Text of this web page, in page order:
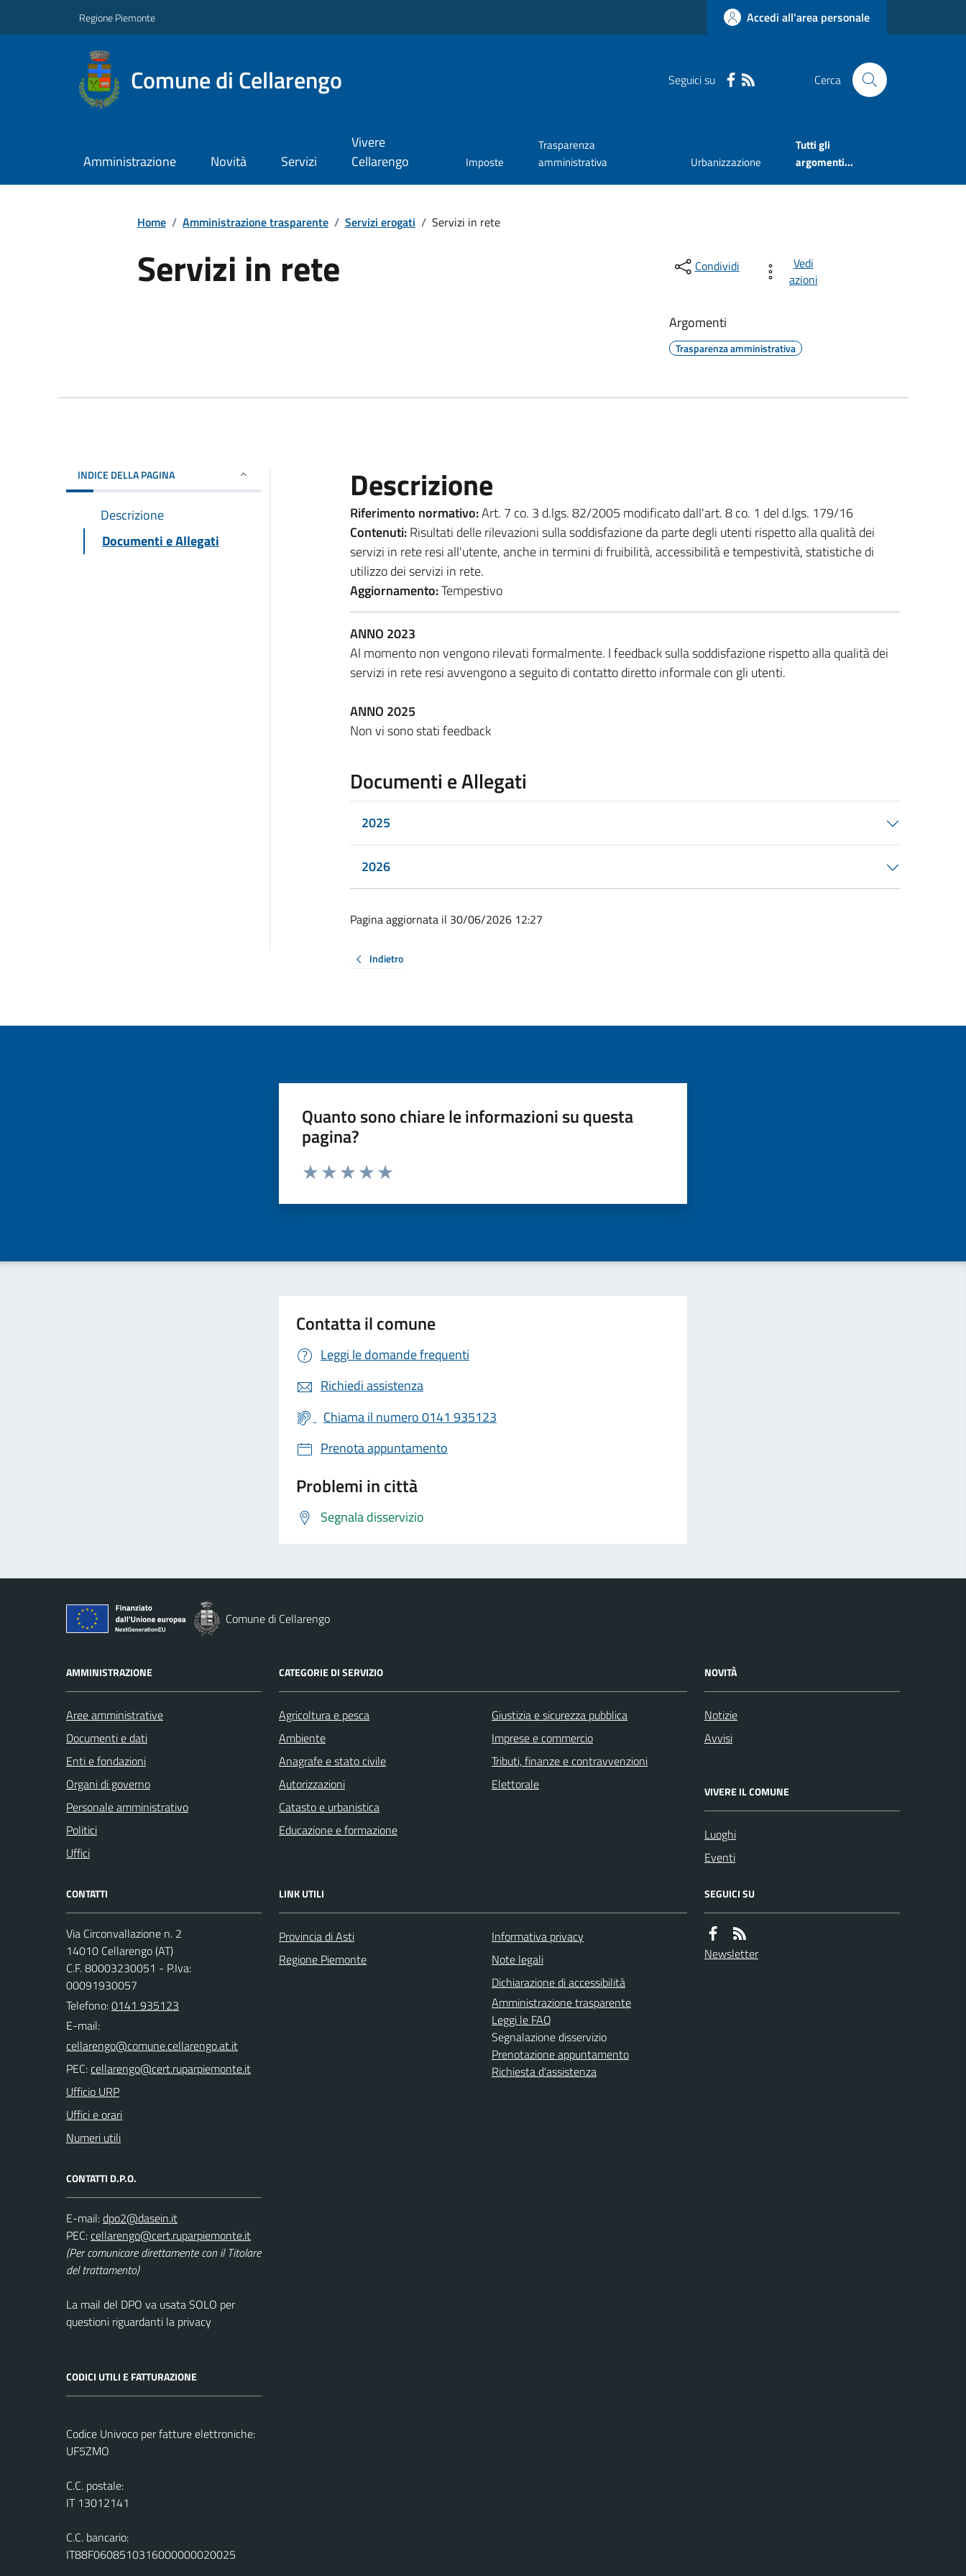
Regione Piemonte Accedi all'area personale
Comune di Cellarengo Seguici su Cerca
Amministrazione Novità Servizi
Vivere
Cellarengo
Imposte
Trasparenza
amministrativa
Urbanizzazione
Tutti gli
argomenti...
Home / Amministrazione trasparente / Servizi erogati / Servizi in rete
Servizi in rete Condividi
Vedi
azioni
Argomenti
Trasparenza amministrativa
INDICE DELLA PAGINA
Descrizione
Documenti e Allegati
Descrizione
Riferimento normativo:Art. 7 co. 3 d.lgs. 82/2005 modificato dall'art. 8 co. 1 del d.lgs. 179/16
Contenuti:Risultati delle rilevazioni sulla soddisfazione da parte degli utenti rispetto alla qualità dei
servizi in rete resi all'utente, anche in termini di fruibilità, accessibilità e tempestività, statistiche di
utilizzo dei servizi in rete.
Aggiornamento:Tempestivo
ANNO 2023
Al momento non vengono rilevati formalmente. I feedback sulla soddisfazione rispetto alla qualità dei
servizi in rete resi avvengono a seguito di contatto diretto informale con gli utenti.
ANNO 2025
Non vi sono stati feedback
Documenti e Allegati
2025
2026
Pagina aggiornata il 30/06/2026 12:27
Indietro
Quanto sono chiare le informazioni su questa
pagina?
Valuta da 1 a 5 stelle la pagina
Contatta il comune
Leggi le domande frequenti
Richiedi assistenza
Chiama il numero 0141 935123
Prenota appuntamento
Problemi in città
Segnala disservizio
Comune di Cellarengo
AMMINISTRAZIONE
Aree amministrative
Documenti e dati
Enti e fondazioni
Organi di governo
Personale amministrativo
Politici
Uffici
CATEGORIE DI SERVIZIO
Agricoltura e pesca
Ambiente
Anagrafe e stato civile
Autorizzazioni
Catasto e urbanistica
Educazione e formazione
Giustizia e sicurezza pubblica
Imprese e commercio
Tributi, finanze e contravvenzioni
Elettorale
NOVITÀ
Notizie
Avvisi
VIVERE IL COMUNE
Luoghi
Eventi
CONTATTI
Via Circonvallazione n. 2
14010 Cellarengo (AT)
C.F. 80003230051 - P.Iva:
00091930057
Telefono:0141 935123
E-mail:
PEC:
Ufficio URP
Uffici e orari
Numeri utili
CONTATTI D.P.O.
E-mail:
PEC:
(Per comunicare direttamente con il Titolare
del trattamento)
La mail del DPO va usata SOLO per
questioni riguardanti la privacy
CODICI UTILI E FATTURAZIONE
Codice Univoco per fatture elettroniche:
UF5ZMO
C.C. postale:
IT 13012141
C.C. bancario:
IT88F0608510316000000020025
LINK UTILI
Provincia di Asti
Regione Piemonte
Informativa privacy
Note legali
Dichiarazione di accessibilità
Amministrazione trasparente
Leggi le FAQ
Segnalazione disservizio
Prenotazione appuntamento
Richiesta d'assistenza
SEGUICI SU
Newsletter